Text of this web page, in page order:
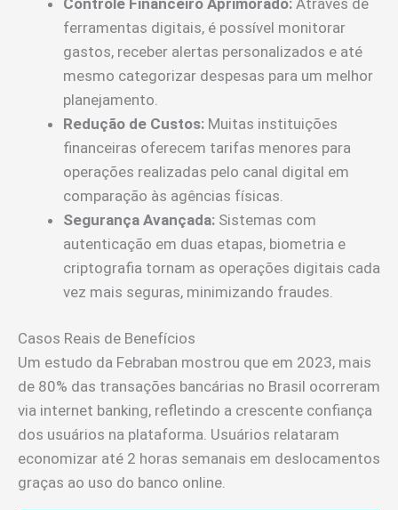
ferramentas digitais, é possível monitorar
gastos, receber alertas personalizados e até
mesmo categorizar despesas para um melhor
planejamento.
Redução de Custos: Muitas instituições
financeiras oferecem tarifas menores para
operações realizadas pelo canal digital em
comparação às agências físicas.
Segurança Avançada: Sistemas com
autenticação em duas etapas, biometria e
criptografia tornam as operações digitais cada
vez mais seguras, minimizando fraudes.
Casos Reais de Benefícios
Um estudo da Febraban mostrou que em 2023, mais
de 80% das transações bancárias no Brasil ocorreram
via internet banking, refletindo a crescente confiança
dos usuários na plataforma. Usuários relataram
economizar até 2 horas semanais em deslocamentos
graças ao uso do banco online.